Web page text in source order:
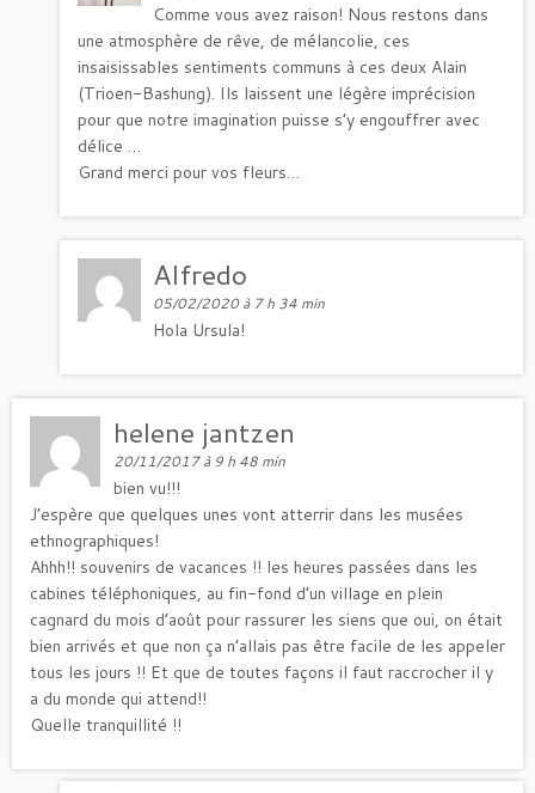
Comme vous avez raison! Nous restons dans
une atmosphère de rêve, de mélancolie, ces
insaisissables sentiments communs à ces deux Alain
(Trioen-Bashung). Ils laissent une légère imprécision
pour que notre imagination puisse s’y engouffrer avec
délice …
Grand merci pour vos fleurs…
Alfredo
05/02/2020 à 7 h 34 min
Hola Ursula!
helene jantzen
20/11/2017 à 9 h 48 min
bien vu!!!
J’espère que quelques unes vont atterrir dans les musées
ethnographiques!
Ahhh!! souvenirs de vacances !! les heures passées dans les
cabines téléphoniques, au fin-fond d’un village en plein
cagnard du mois d’août pour rassurer les siens que oui, on était
bien arrivés et que non ça n’allais pas être facile de les appeler
tous les jours !! Et que de toutes façons il faut raccrocher il y
a du monde qui attend!!
Quelle tranquillité !!